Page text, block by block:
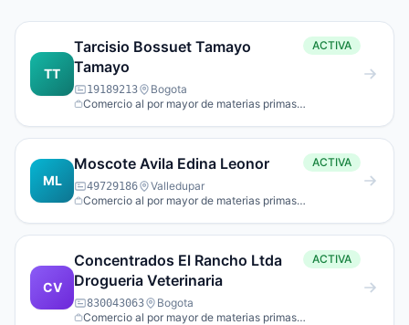
TT
Tarcisio Bossuet Tamayo
Tamayo
ACTIVA
19189213
Bogota
Comercio al por mayor de materias primas
ML
Moscote Avila Edina Leonor ACTIVA
49729186
Valledupar
Comercio al por mayor de materias primas
CV
Concentrados El Rancho Ltda
Drogueria Veterinaria
ACTIVA
830043063
Bogota
Comercio al por mayor de materias primas